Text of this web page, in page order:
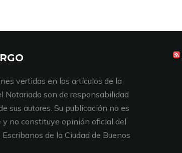
vertidas en los artículos de la
Notariado son de responsabilidad
sus autores. Su publicación no es
y no constituye opinión oficial del
Escribanos de la Ciudad de Buenos